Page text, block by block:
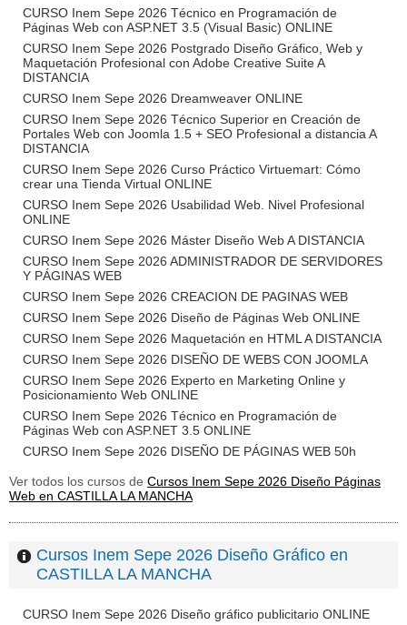
CURSO Inem Sepe 2026 Técnico en Programación de
Páginas Web con ASP.NET 3.5 (Visual Basic) ONLINE
CURSO Inem Sepe 2026 Postgrado Diseño Gráfico, Web y
Maquetación Profesional con Adobe Creative Suite A
DISTANCIA
CURSO Inem Sepe 2026 Dreamweaver ONLINE
CURSO Inem Sepe 2026 Técnico Superior en Creación de
Portales Web con Joomla 1.5 + SEO Profesional a distancia A
DISTANCIA
CURSO Inem Sepe 2026 Curso Práctico Virtuemart: Cómo
crear una Tienda Virtual ONLINE
CURSO Inem Sepe 2026 Usabilidad Web. Nivel Profesional
ONLINE
CURSO Inem Sepe 2026 Máster Diseño Web A DISTANCIA
CURSO Inem Sepe 2026 ADMINISTRADOR DE SERVIDORES
Y PÁGINAS WEB
CURSO Inem Sepe 2026 CREACION DE PAGINAS WEB
CURSO Inem Sepe 2026 Diseño de Páginas Web ONLINE
CURSO Inem Sepe 2026 Maquetación en HTML A DISTANCIA
CURSO Inem Sepe 2026 DISEÑO DE WEBS CON JOOMLA
CURSO Inem Sepe 2026 Experto en Marketing Online y
Posicionamiento Web ONLINE
CURSO Inem Sepe 2026 Técnico en Programación de
Páginas Web con ASP.NET 3.5 ONLINE
CURSO Inem Sepe 2026 DISEÑO DE PÁGINAS WEB 50h
Ver todos los cursos de Cursos Inem Sepe 2026 Diseño Páginas
Web en CASTILLA LA MANCHA
Cursos Inem Sepe 2026 Diseño Gráfico en
CASTILLA LA MANCHA
CURSO Inem Sepe 2026 Diseño gráfico publicitario ONLINE